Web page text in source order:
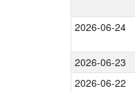
2026-06-24
2026-06-23
2026-06-22